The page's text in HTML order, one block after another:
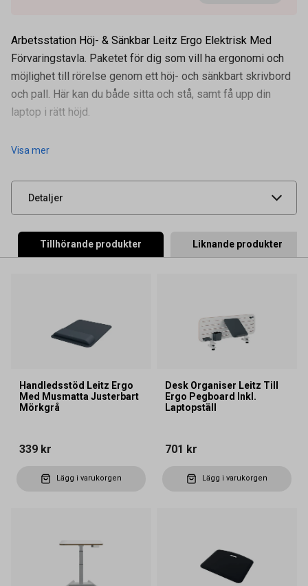
Arbetsstation Höj- & Sänkbar Leitz Ergo Elektrisk Med
Förvaringstavla. Paketet för dig som vill ha ergonomi och
möjlighet till rörelse genom ett höj- och sänkbart skrivbord
och pall. Här kan du både sitta och stå, samt få upp din
laptop i rätt höjd.
Innehåller följande produkte
Visa mer
Detaljer
Leverantörens
UNSPSC 56101700
Tillhörande produkter Liknande produkter
Handledsstöd Leitz Ergo
Med Musmatta Justerbart
Mörkgrå
339 kr
Lägg i varukorgen
Desk Organiser Leitz Till
Ergo Pegboard Inkl.
Laptopställ
701 kr
Lägg i varukorgen